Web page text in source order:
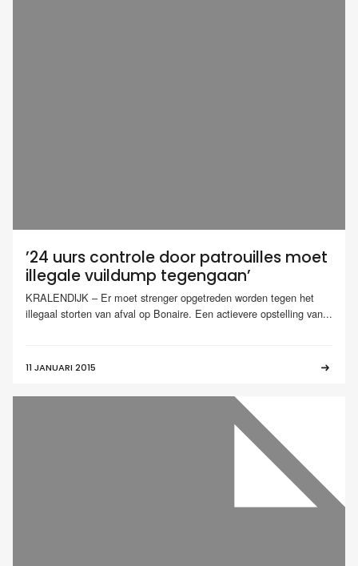
’24 uurs controle door patrouilles moet
illegale vuildump tegengaan’
KRALENDIJK – Er moet strenger opgetreden worden tegen het
illegaal storten van afval op Bonaire. Een actievere opstelling van...
11 JANUARI 2015